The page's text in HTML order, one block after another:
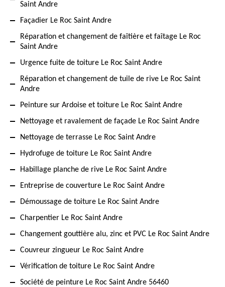
Saint Andre
Façadier Le Roc Saint Andre
Réparation et changement de faîtière et faîtage Le Roc
Saint Andre
Urgence fuite de toiture Le Roc Saint Andre
Réparation et changement de tuile de rive Le Roc Saint
Andre
Peinture sur Ardoise et toiture Le Roc Saint Andre
Nettoyage et ravalement de façade Le Roc Saint Andre
Nettoyage de terrasse Le Roc Saint Andre
Hydrofuge de toiture Le Roc Saint Andre
Habillage planche de rive Le Roc Saint Andre
Entreprise de couverture Le Roc Saint Andre
Démoussage de toiture Le Roc Saint Andre
Charpentier Le Roc Saint Andre
Changement gouttière alu, zinc et PVC Le Roc Saint Andre
Couvreur zingueur Le Roc Saint Andre
Vérification de toiture Le Roc Saint Andre
Société de peinture Le Roc Saint Andre 56460